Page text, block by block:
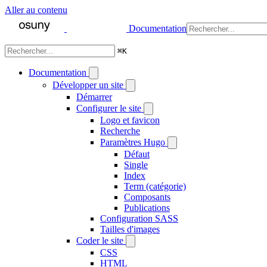
Aller au contenu
Documentation
⌘K
Documentation
Développer un site
Démarrer
Configurer le site
Logo et favicon
Recherche
Paramètres Hugo
Défaut
Single
Index
Term (catégorie)
Composants
Publications
Configuration SASS
Tailles d'images
Coder le site
CSS
HTML